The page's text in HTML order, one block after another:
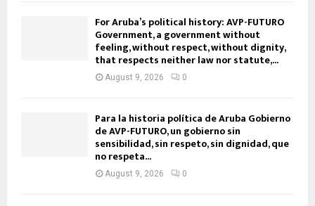
For Aruba’s political history: AVP-FUTURO
Government, a government without
feeling, without respect, without dignity,
that respects neither law nor statute,...
August 9, 2026 0
Para la historia política de Aruba Gobierno
de AVP-FUTURO, un gobierno sin
sensibilidad, sin respeto, sin dignidad, que
no respeta...
August 9, 2026 0